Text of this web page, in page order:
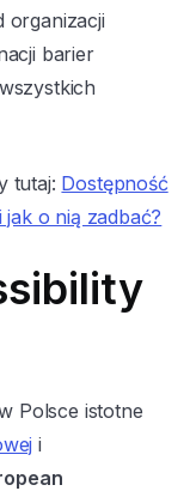
organizacji
barier
tutaj: Dostępność
o nią zadbać?
Polsce istotne
i